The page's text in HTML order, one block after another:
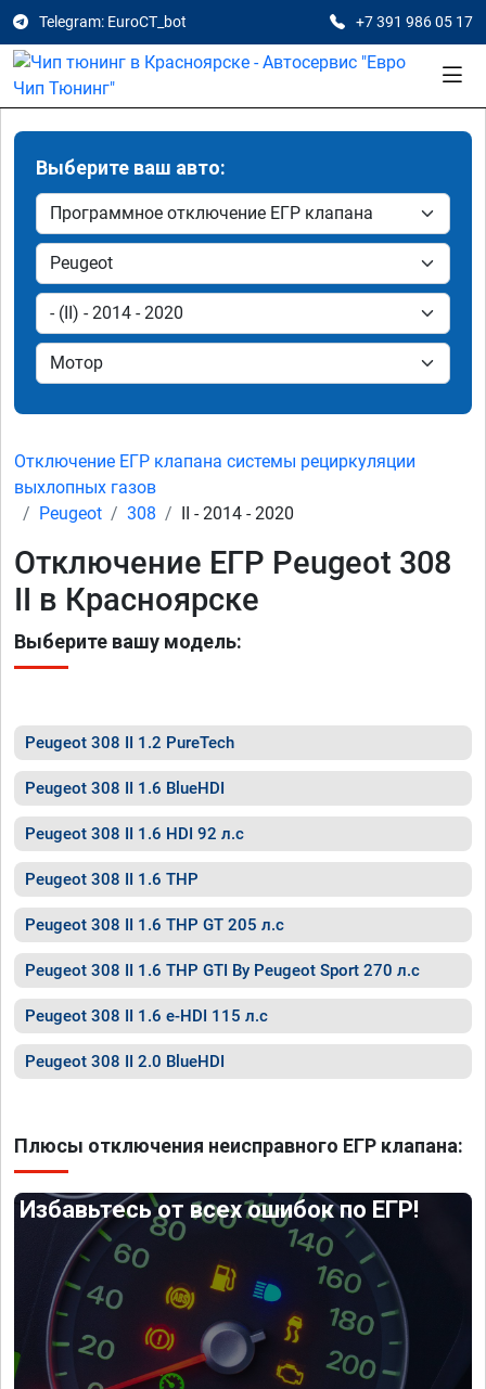
Telegram: EuroCT_bot +7 391 986 05 17
Выберите ваш авто:
Отключение ЕГР клапана системы рециркуляции
выхлопных газов
Peugeot
308 II - 2014 - 2020
Отключение ЕГР Peugeot 308
II в Красноярске
Выберите вашу модель:
Peugeot 308 II 1.2 PureTech
Peugeot 308 II 1.6 BlueHDI
Peugeot 308 II 1.6 HDI 92 л.с
Peugeot 308 II 1.6 THP
Peugeot 308 II 1.6 THP GT 205 л.с
Peugeot 308 II 1.6 THP GTI By Peugeot Sport 270 л.с
Peugeot 308 II 1.6 e-HDI 115 л.с
Peugeot 308 II 2.0 BlueHDI
Плюсы отключения неисправного ЕГР клапана:
Избавьтесь от всех ошибок по ЕГР!